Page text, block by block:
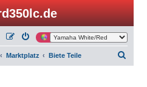
Marktplatz Biete Teile